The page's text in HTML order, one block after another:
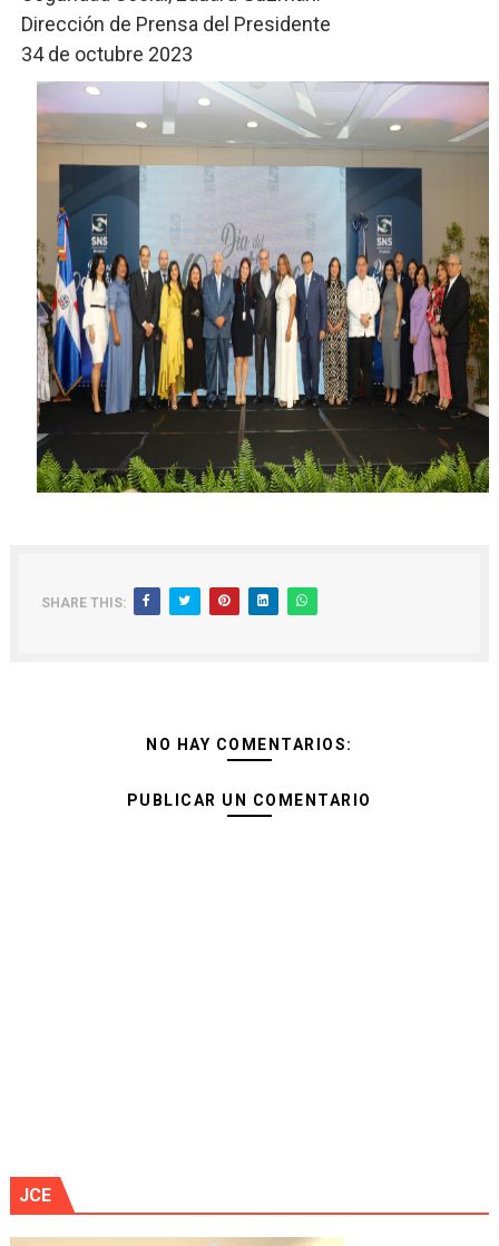
Dirección de Prensa del Presidente
34 de octubre 2023
SHARE THIS:
NO HAY COMENTARIOS:
PUBLICAR UN COMENTARIO
JCE